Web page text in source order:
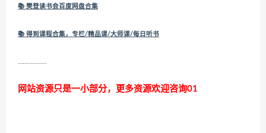
📚 樊登读书会百度网盘合集
📚 得到课程合集，专栏/精品课/大师课/每日听书
网站资源只是一小部分，更多资源欢迎咨询01